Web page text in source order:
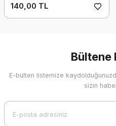
140,00 TL
Bültene
E-bülten listemize
sizin